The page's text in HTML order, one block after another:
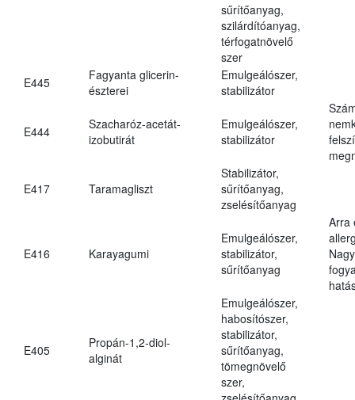
sűrítőanyag,
szilárdítóanyag,
térfogatnövelő
szer
E445
Fagyanta glicerin-
észterei
Emulgeálószer,
stabilizátor
E444
Szacharóz-acetát-
izobutirát
Emulgeálószer,
stabilizátor
E417 Taramagliszt
Stabilizátor,
sűrítőanyag,
zselésítőanyag
E416 Karayagumi
Emulgeálószer,
stabilizátor,
sűrítőanyag
Arra
E405
Propán-1,2-diol-
alginát
Emulgeálószer,
habosítószer,
stabilizátor,
sűrítőanyag,
tömegnövelő
szer,